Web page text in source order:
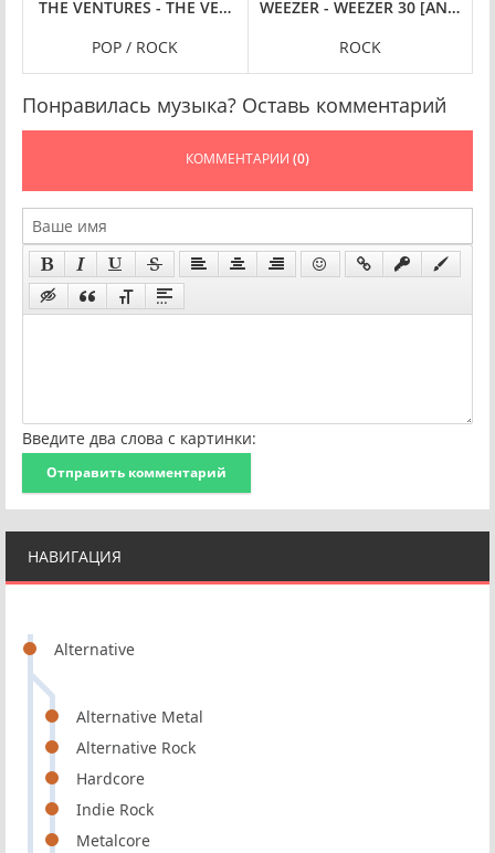
НАВИГАЦИЯ
Alternative
Alternative Metal
Alternative Rock
Hardcore
Indie Rock
Metalcore
UNOFFICIAL EDITION] (2024) FLAC
FEMMES FATALES – A FEMALE VOCAL CINEMATIC PROMENADE
THE VENTURES - THE VENTURES - FAMOUS HITS (1966/2024)
POP / ROCK
WEEZER - WEEZER 30
ROCK
Понравилась музыка? Оставь комментарий
КОММЕНТАРИИ (0)
Введите два слова с картинки:
Отправить комментарий